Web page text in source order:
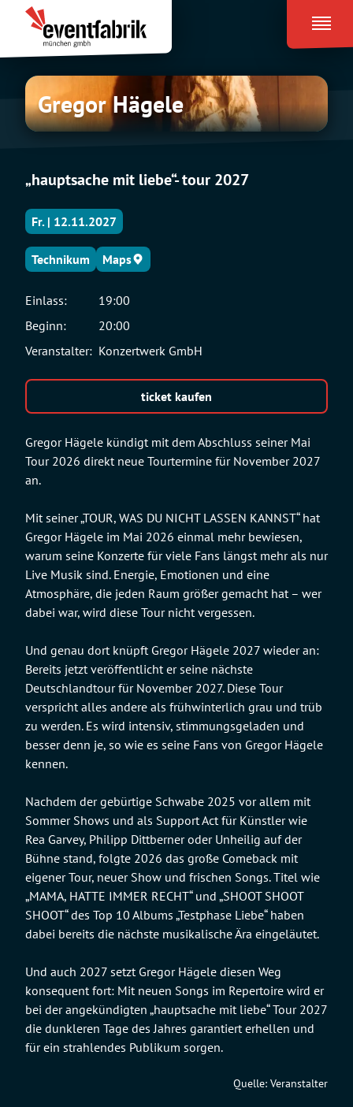
Inhalt
springen
Eventfabrik
München
Gregor
Hägele
Gregor Hägele
„hauptsache mit liebe“- tour 2027
Gregor Hägele kündigt mit dem Abschluss seiner Mai
Tour 2026 direkt neue Tourtermine für November 2027
an.
Mit seiner „TOUR, WAS DU NICHT LASSEN KANNST“ hat
Gregor Hägele im Mai 2026 einmal mehr bewiesen,
warum seine Konzerte für viele Fans längst mehr als nur
Live Musik sind. Energie, Emotionen und eine
Atmosphäre, die jeden Raum größer gemacht hat – wer
dabei war, wird diese Tour nicht vergessen.
Und genau dort knüpft Gregor Hägele 2027 wieder an:
Bereits jetzt veröffentlicht er seine nächste
Deutschlandtour für November 2027. Diese Tour
verspricht alles andere als frühwinterlich grau und trüb
zu werden. Es wird intensiv, stimmungsgeladen und
besser denn je, so wie es seine Fans von Gregor Hägele
kennen.
Nachdem der gebürtige Schwabe 2025 vor allem mit
Sommer Shows und als Support Act für Künstler wie
Rea Garvey, Philipp Dittberner oder Unheilig auf der
Bühne stand, folgte 2026 das große Comeback mit
eigener Tour, neuer Show und frischen Songs. Titel wie
„MAMA, HATTE IMMER RECHT“ und „SHOOT SHOOT
SHOOT“ des Top 10 Albums „Testphase Liebe“ haben
dabei bereits die nächste musikalische Ära eingeläutet.
Und auch 2027 setzt Gregor Hägele diesen Weg
konsequent fort: Mit neuen Songs im Repertoire wird er
bei der angekündigten „hauptsache mit liebe“ Tour 2027
die dunkleren Tage des Jahres garantiert erhellen und
für ein strahlendes Publikum sorgen.
Quelle: Veranstalter
Fr. | 12.11.2027
Technikum Maps
Einlass:
19:00
Beginn:
20:00
Veranstalter: Konzertwerk GmbH
ticket kaufen